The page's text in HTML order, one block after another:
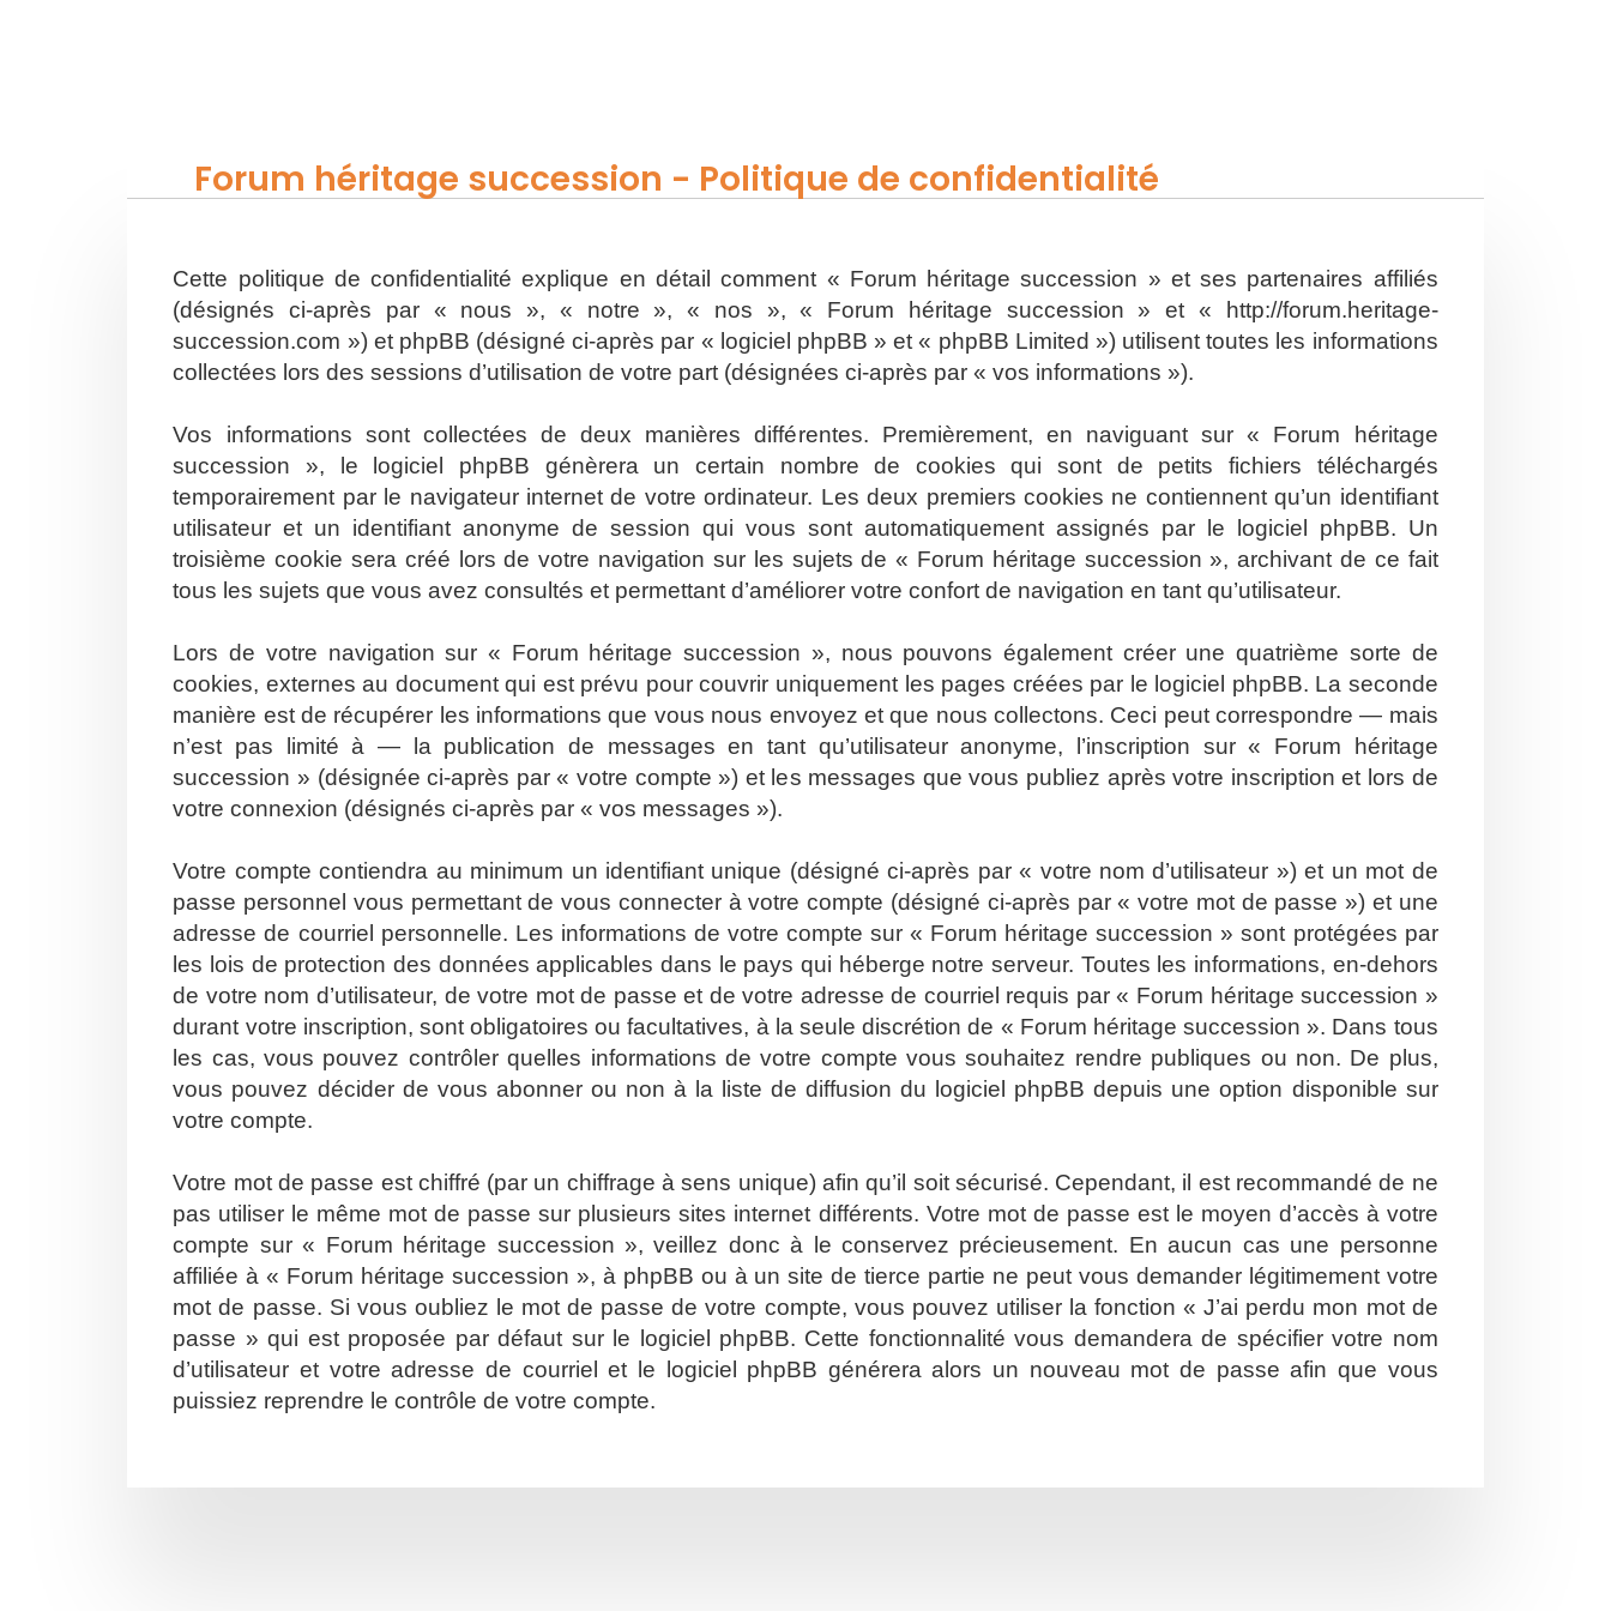
Forum héritage succession - Politique de confidentialité
Cette politique de confidentialité explique en détail comment « Forum héritage succession » et ses partenaires affiliés
(désignés ci-après par « nous », « notre », « nos », « Forum héritage succession » et « http://forum.heritage-
succession.com ») et phpBB (désigné ci-après par « logiciel phpBB » et « phpBB Limited ») utilisent toutes les informations
collectées lors des sessions d’utilisation de votre part (désignées ci-après par « vos informations »).
Vos informations sont collectées de deux manières différentes. Premièrement, en naviguant sur « Forum héritage
succession », le logiciel phpBB génèrera un certain nombre de cookies qui sont de petits fichiers téléchargés
temporairement par le navigateur internet de votre ordinateur. Les deux premiers cookies ne contiennent qu’un identifiant
utilisateur et un identifiant anonyme de session qui vous sont automatiquement assignés par le logiciel phpBB. Un
troisième cookie sera créé lors de votre navigation sur les sujets de « Forum héritage succession », archivant de ce fait
tous les sujets que vous avez consultés et permettant d’améliorer votre confort de navigation en tant qu’utilisateur.
Lors de votre navigation sur « Forum héritage succession », nous pouvons également créer une quatrième sorte de
cookies, externes au document qui est prévu pour couvrir uniquement les pages créées par le logiciel phpBB. La seconde
manière est de récupérer les informations que vous nous envoyez et que nous collectons. Ceci peut correspondre — mais
n’est pas limité à — la publication de messages en tant qu’utilisateur anonyme, l’inscription sur « Forum héritage
succession » (désignée ci-après par « votre compte ») et les messages que vous publiez après votre inscription et lors de
votre connexion (désignés ci-après par « vos messages »).
Votre compte contiendra au minimum un identifiant unique (désigné ci-après par « votre nom d’utilisateur ») et un mot de
passe personnel vous permettant de vous connecter à votre compte (désigné ci-après par « votre mot de passe ») et une
adresse de courriel personnelle. Les informations de votre compte sur « Forum héritage succession » sont protégées par
les lois de protection des données applicables dans le pays qui héberge notre serveur. Toutes les informations, en-dehors
de votre nom d’utilisateur, de votre mot de passe et de votre adresse de courriel requis par « Forum héritage succession »
durant votre inscription, sont obligatoires ou facultatives, à la seule discrétion de « Forum héritage succession ». Dans tous
les cas, vous pouvez contrôler quelles informations de votre compte vous souhaitez rendre publiques ou non. De plus,
vous pouvez décider de vous abonner ou non à la liste de diffusion du logiciel phpBB depuis une option disponible sur
votre compte.
Votre mot de passe est chiffré (par un chiffrage à sens unique) afin qu’il soit sécurisé. Cependant, il est recommandé de ne
pas utiliser le même mot de passe sur plusieurs sites internet différents. Votre mot de passe est le moyen d’accès à votre
compte sur « Forum héritage succession », veillez donc à le conservez précieusement. En aucun cas une personne
affiliée à « Forum héritage succession », à phpBB ou à un site de tierce partie ne peut vous demander légitimement votre
mot de passe. Si vous oubliez le mot de passe de votre compte, vous pouvez utiliser la fonction « J’ai perdu mon mot de
passe » qui est proposée par défaut sur le logiciel phpBB. Cette fonctionnalité vous demandera de spécifier votre nom
d’utilisateur et votre adresse de courriel et le logiciel phpBB générera alors un nouveau mot de passe afin que vous
puissiez reprendre le contrôle de votre compte.